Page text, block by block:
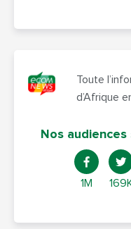
Toute
d’Afrique
Nos
1M